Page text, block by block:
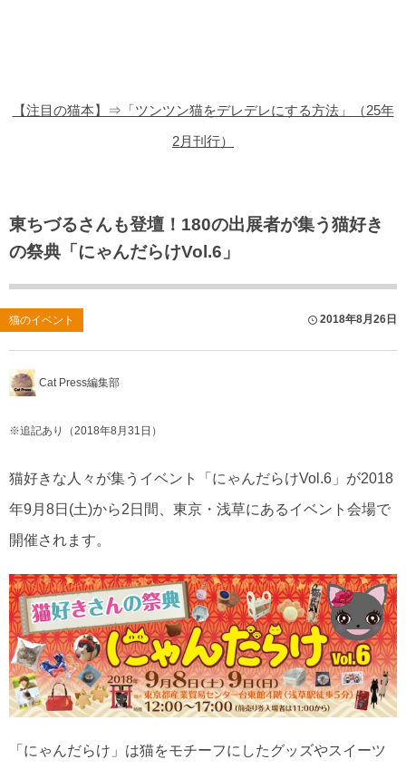
【注目の猫本】⇒「ツンツン猫をデレデレにする方法」（25年
2月刊行）
東ちづるさんも登壇！180の出展者が集う猫好き
の祭典「にゃんだらけVol.6」
猫のイベント 2018年8月26日
Cat Press編集部
※追記あり（2018年8月31日）
猫好きな人々が集うイベント「にゃんだらけVol.6」が2018
年9月8日(土)から2日間、東京・浅草にあるイベント会場で
開催されます。
「にゃんだらけ」は猫をモチーフにしたグッズやスイーツ
猫のゲーム・アプリ
猫のフリー写真素材